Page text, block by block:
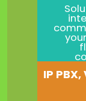
IP PBX,